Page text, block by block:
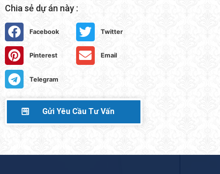
Chia sẻ dự án này :
Facebook Twitter
Pinterest Email
Telegram
Gửi Yêu Cầu Tư Vấn